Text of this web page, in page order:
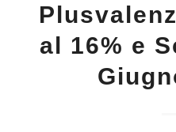
al 16% e